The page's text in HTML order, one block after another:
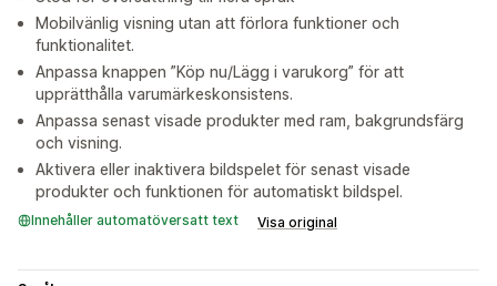
Mobilvänlig visning utan att förlora funktioner och
funktionalitet.
Anpassa knappen ”Köp nu/Lägg i varukorg” för att
upprätthålla varumärkeskonsistens.
Anpassa senast visade produkter med ram, bakgrundsfärg
och visning.
Aktivera eller inaktivera bildspelet för senast visade
produkter och funktionen för automatiskt bildspel.
Innehåller automatöversatt text Visa original